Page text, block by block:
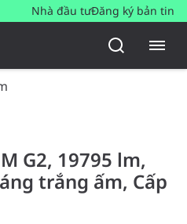
Nhà đầu tưĐăng ký bản tin
G2, 19795 lm,
trắng ấm, Cấp